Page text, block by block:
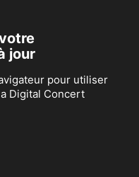
jour
pour utiliser
Digital Concert